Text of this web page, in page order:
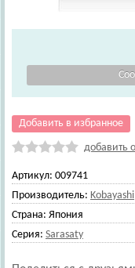
Добавить в избранное
добавить
Артикул: 009741
Производитель: Kobayashi
Страна: Япония
Серия: Sarasaty